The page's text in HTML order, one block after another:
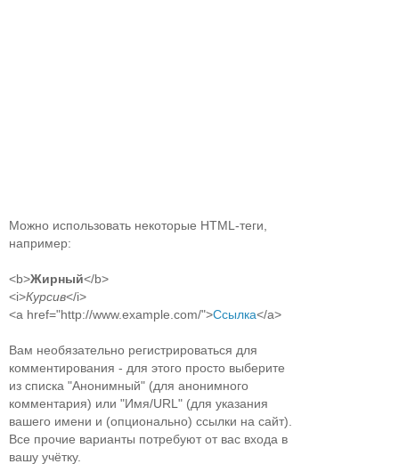
Можно использовать некоторые HTML-теги,
например:
<b>Жирный</b>
<i>Курсив</i>
<a href="http://www.example.com/">Ссылка</a>
Вам необязательно регистрироваться для
комментирования - для этого просто выберите
из списка "Анонимный" (для анонимного
комментария) или "Имя/URL" (для указания
вашего имени и (опционально) ссылки на сайт).
Все прочие варианты потребуют от вас входа в
вашу учётку.